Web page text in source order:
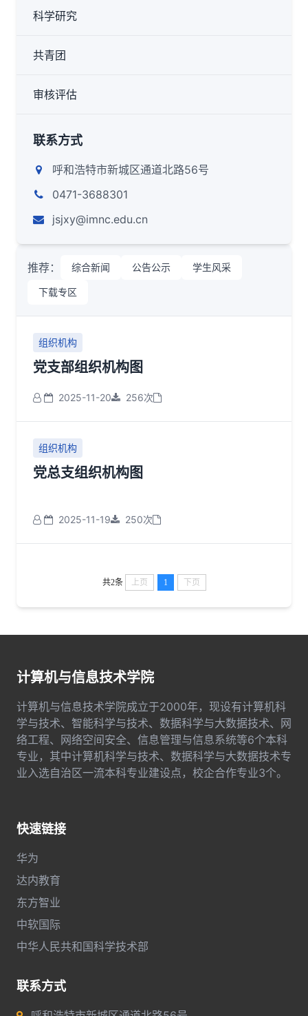
科学研究
共青团
审核评估
联系方式
呼和浩特市新城区通道北路56号
0471-3688301
jsjxy@imnc.edu.cn
推荐： 综合新闻 公告公示 学生风采
下载专区
组织机构
党支部组织机构图
2025-11-20 256次
组织机构
党总支组织机构图
2025-11-19 250次
共2条 上页 1 下页
计算机与信息技术学院
计算机与信息技术学院成立于2000年，现设有计算机科
学与技术、智能科学与技术、数据科学与大数据技术、网
络工程、网络空间安全、信息管理与信息系统等6个本科
专业，其中计算机科学与技术、数据科学与大数据技术专
业入选自治区一流本科专业建设点，校企合作专业3个。
快速链接
华为
达内教育
东方智业
中软国际
中华人民共和国科学技术部
联系方式